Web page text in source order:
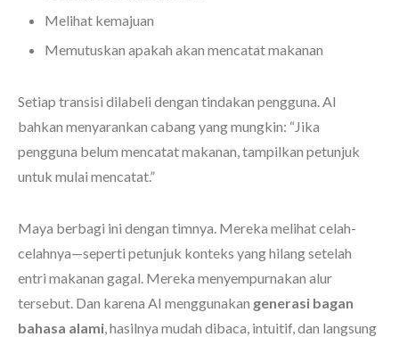
Melihat kemajuan
Memutuskan apakah akan mencatat makanan
Setiap transisi dilabeli dengan tindakan pengguna. AI
bahkan menyarankan cabang yang mungkin: “Jika
pengguna belum mencatat makanan, tampilkan petunjuk
untuk mulai mencatat.”
Maya berbagi ini dengan timnya. Mereka melihat celah-
celahnya—seperti petunjuk konteks yang hilang setelah
entri makanan gagal. Mereka menyempurnakan alur
tersebut. Dan karena AI menggunakan generasi bagan
bahasa alami, hasilnya mudah dibaca, intuitif, dan langsung